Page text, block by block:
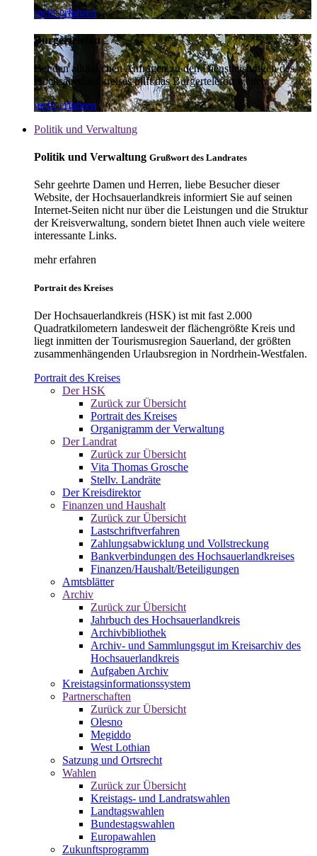
mehr erfahren
Bürgertelefon
Bei den alltäglichen Anfragen zu den Dienstleistungen des
Hochsauerlandkreises hilft das Bürgertelefon weiter.
mehr erfahren
Politik und Verwaltung
Politik und Verwaltung Grußwort des Landrates
Sehr geehrte Damen und Herren, liebe Besucher dieser
Website, der Hochsauerlandkreis informiert Sie auf seinen
Internet-Seiten nicht nur über die Leistungen und die Struktur
der Kreisverwaltung, sondern bietet Ihnen auch viele weitere
interessante Links.
mehr erfahren
Portrait des Kreises
Der Hochsauerlandkreis (HSK) ist mit fast 2.000
Quadratkilometern landesweit der flächengrößte Kreis und
liegt inmitten der Tourismusregion Sauerland, der größten
zusammenhängenden Urlaubsregion in Nordrhein-Westfalen.
Portrait des Kreises
Der HSK
Zurück zur Übersicht
Portrait des Kreises
Organigramm der Verwaltung
Der Landrat
Zurück zur Übersicht
Vita Thomas Grosche
Stellv. Landräte
Der Kreisdirektor
Finanzen und Haushalt
Zurück zur Übersicht
Lastschriftverfahren
Zahlungsabwicklung und Vollstreckung
Bankverbindungen des Hochsauerlandkreises
Finanzen/Haushalt/Beteiligungen
Amtsblätter
Archiv
Zurück zur Übersicht
Jahrbuch des Hochsauerlandkreis
Archivbibliothek
Archiv- und Sammlungsgut im Kreisarchiv des
Hochsauerlandkreis
Aufgaben Archiv
Kreistagsinformationssystem
Partnerschaften
Zurück zur Übersicht
Olesno
Megiddo
West Lothian
Satzung und Ortsrecht
Wahlen
Zurück zur Übersicht
Kreistags- und Landratswahlen
Landtagswahlen
Bundestagswahlen
Europawahlen
Zukunftsprogramm